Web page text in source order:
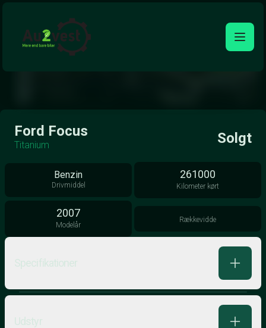
Åben galleri
Ford Focus
Titanium Solgt
Benzin
Drivmiddel
261000
Kilometer kørt
2007
Modelår
Rækkevidde
Specifikationer
Udstyr